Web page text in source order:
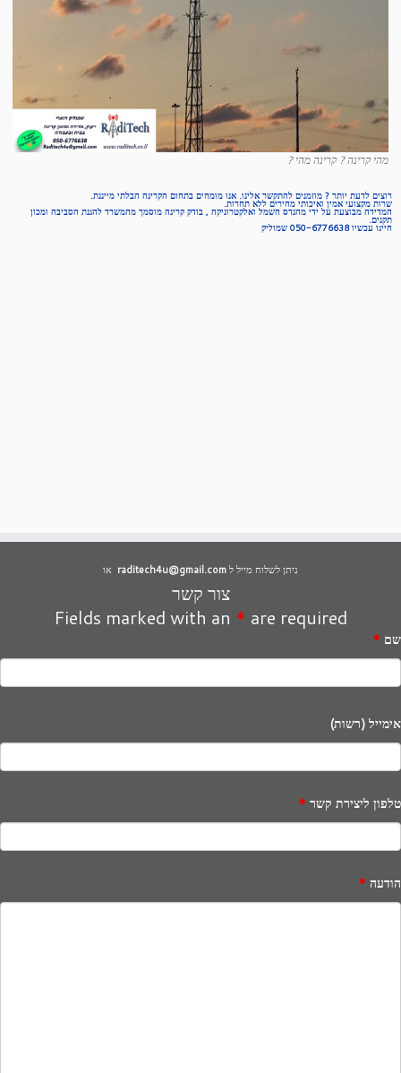
מהי קרינה ? קרינה מהי ?
רוצים לדעת יותר ? מוזמנים להתקשר אלינו. אנו מומחים בתחום הקרינה הבלתי מייננת.
שרות מקצועי אמין ואיכותי מחירים ללא תחרות.
המדידה מבוצעת על ידי מהנדס חשמל ואלקטרוניקה , בודק קרינה מוסמך מהמשרד להגנת הסביבה ומכון
תקנים.
חייגו עכשיו 050-6776638 שמוליק
ניתן לשלוח מייל לraditech4u@gmail.com או
צור קשר
Fields marked with an * are required
שם *
אימייל (רשות)
טלפון ליצירת קשר *
הודעה *